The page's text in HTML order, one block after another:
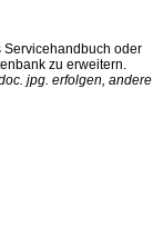
Servicehandbuch oder
zu erweitern.
jpg. erfolgen, andere